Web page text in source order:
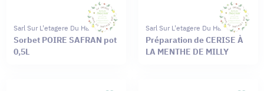
Sarl Sur L'etagere Du Haut
Sorbet POIRE SAFRAN pot
0,5L
Sarl Sur L'etagere Du Haut
Préparation de CERISE À
LA MENTHE DE MILLY